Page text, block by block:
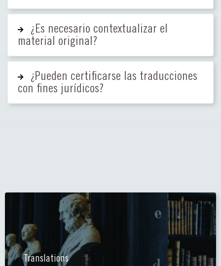
¿Es necesario contextualizar el
material original?
¿Pueden certificarse las traducciones
con fines jurídicos?
Translations